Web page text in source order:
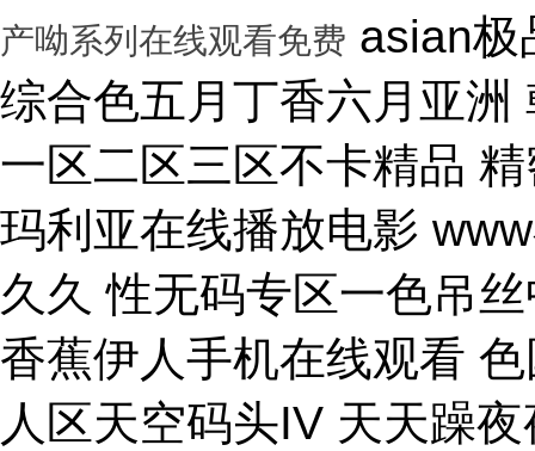
产呦系列在线观看免费 asian极品呦女xx 黑人尻亚洲女人 激情综合色五月丁香六月亚洲 韩国激情电影华丽的外出 国产一区二区三区不卡精品 精密机械一区二区三区天堂 小泽玛利亚在线播放电影 www在线一区 国产v综合v亚洲欧美久久 性无码专区一色吊丝中文字幕 朝鲜美女黑毛bbw 大香蕉伊人手机在线观看 色国产在线视频一区二区 亚洲无人区天空码头IV 天天躁夜夜躁狠狠躁99 15min摘花出血视频 免费男女黑网站 国产综合精品久久99之一 蜜桃臀无码内射一区二区三区 国产色情18一20岁片a片 正在播放骚 湿 无码福利一区二区不卡片 人人妻人人澡人人爽精品日 日本1区2区3区4区国色 口国产成人高清在线播放 精品一区二区三区在线观看 影音先锋aⅤ无码资源网 男生使劲操女生喷水视频 久久91久久久久久久久 欧美乱妇高清无乱码免费 人与兽黄色视频 免费男人日女人 高潮来了 用力黄片入口 久久精品国产亚洲成人av 中国鸡巴插屄屄 国产精品视频一区啪啪啪 国产精品成人无码视频 亚洲一区二区三区电影在线 亚洲成人无码77777 日韩一中文字幕在线视频 大鸡吧逼逼碰撞 美女被干777 全彩无码里番本子库 国产成人无码a区视频在线观看 玩弄放荡人妻一区二区三 黑丝美女自慰被大鸡巴操 日韩精品一区 久久亚洲av不卡一区二区 操你骚逼www 理论片午午伦夜理片久久 中文字幕无码亚洲a人片 美女操大黑鸡巴 老色鬼久久亚洲av按摩 欧美美女人体艺术 逼逼逼逼啊啊嗯嗯啊视频 69成人免费视频无码专区 免费又爽又大又高潮视频 欧美日韩一二三区在线视频 亚洲精品中文字幕第十页 青青操在线观看国产视频 色婷婷亚洲十月十月色天 啊啊啊湿了视频在线观看 三十路四十路五十路熟女 国产一区二区在线观看天堂 女人张开腿让男人桶视频 bibi av 日本69视频在线免费观看 无码人妻一区二区三区一 在线观看激情av一区二区 日日天天日天天谢天天日 国产迷晕三个美女的网站 一本到在线观看免费收看 国产亚洲无遮挡美女视频 日本网站在线观看一区二区 肏 少 妇 屄 在 线 丝袜制服shemale 美女裸体爆乳张开腿喷水 免费看成人午夜福利专区 gv在线无码男男gay 国产重口老太和变态小伙 随时都能干的校园运动会 VIP可见久久伊人婷婷 国产一级毛片一区二区视频 国产精品久久99简爱亚洲 吧吧吧影院伦理片在线观看 国产精品一二三四区视频 日韩区一区二在线观看视频 黄色片《男人操女人逼》 大香蕉久久日韩91蜜桃 30年驾龄老司机告诉你 91亚洲国产成人精品看片 把屌插进女人的逼里视频 大香蕉porn在线视频 成人性生交大片免费看96 最新亚洲人成无码网www电影 男生机桶女生小穴的视频 久久综合给合久久狠狠狠 国产呦系列一区二区三区 国产特级看欧美日韩中文 欧美大肉棒抽插骚逼视频 国产又色又爽无遮挡免费 男人天堂久久久一区二区 日本人与黑人牲交交免费 亚洲大片免费资源网站片 国产精品原创巨av 性感美女被操逼 美女污骚逼喷水白虎白浆 久久久久亚洲日本欧美视频 天天摸夜夜摸夜夜狠狠添 五险交满15能领多少钱 国产一卡二卡三卡四卡兔 国产综合23p 中国东北老熟妇做爰网视频 一级国产片在线观看免费 欧美黑人欧美精品刺激 激情综合色综合啪啪开心 群交视频大鸡巴 国产三级精品三级男人的天堂 么公在果树林征服了小雪 解开奶罩吸奶头高潮AV 丰满多毛的少妇 国产精品亚洲一区二区久久 黑人和中国熟女啪啪视频 香蕉视频成人网在线观看 荷兰小妓女高潮βbbw 日韩一区二区经典在线视频 学长让我夹震蛋自慰给他看 WWW亚洲精品久久久乳 免费看点www逼里逼里 手机亚洲第一页 夫妻性生活黄色一级大片 久久综合九色 免费看欧美日韩特级黄片 美女高潮久久免费观看国产 又粗又大又硬毛片免费看 欧美日韩成人大片p内射 草莓视频成视频在线观看 无码专区 人妻系列 在线 日本不卡一区二区三区四区 三级片在线观看国产三级 办公室国产a国产片免费 久久无码!视频 国产成年无码aⅤ片在线 大鸡巴插美女小穴动态图 国产亚洲aaa在线观看 一级二级三一片内射视频 在线观看欧美视频一区二区 被玩环了外高冷老师动漫 动漫男女操鸡巴射精网站 啊啊啊啊大鸡巴操我视频 婷婷综合久久中文字幕蜜桃三电影 色婷五月综激情亚洲综合 久久精品国产自清天天线 日本免费播放一区二区视频 丰满多毛的少妇 舔骚妇淫穴网站 最好看免费观看高清大全 99国产欧美另类久久片 人体艺术在线观看 成在人线视频男人的天堂 国产成人视a片品免费 东京热无码av一区二区 一道本中文字幕在线观看 嗯～好爽射进去强奸啊～ 真人作爱试看120分钟 在线观看国产三级片视频 国产极品高颜值美女到高潮 国产精品高清国产三级av 久久久无码专区中文字幕 推特网红91露出樱桃味 日本不卡码一区二区三区 小骚逼啪啪视频 男男无专砖码高清在线观看 亚洲精